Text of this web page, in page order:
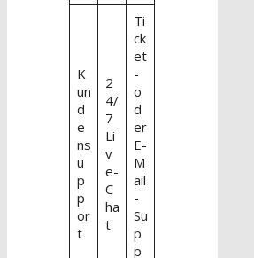
K
un
d
e
ns
u
p
p
or
t
2
4/
7
Li
v
e-
C
ha
t
Ti
ck
et
-
o
d
er
E-
M
ail
-
Su
p
p